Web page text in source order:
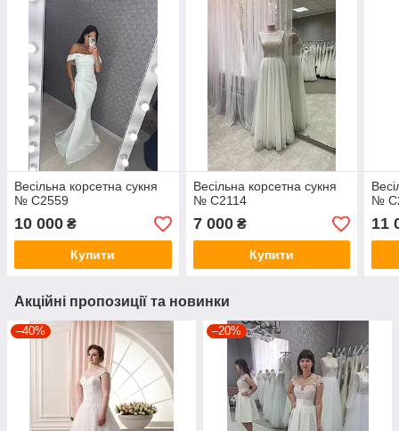
Весільна корсетна сукня
№ C2559
10 000 ₴
Купити
Весільна корсетна сукня
№ C2114
7 000₴
Купити
№
11
Акційні пропозиції та новинки
–40% –20%